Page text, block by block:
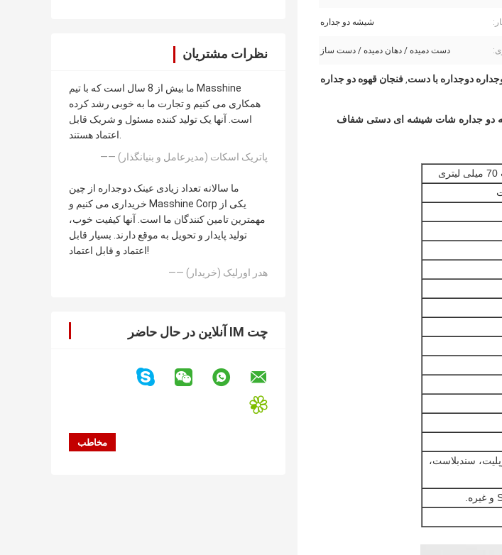
نظرات مشتریان
ما بیش از 8 سال است که با تیم Masshine
همکاری می کنیم و تجارت ما به خوبی رشد کرده
است. آنها یک تولید کننده مسئول و شریک قابل
اعتماد هستند.
—— پاتریک اسکات (مدیرعامل و بنیانگذار)
ما سالانه تعداد زیادی عینک دوجداره از چین
خریداری می کنیم و Masshine Corp یکی از
مهمترین تامین کنندگان ما است. آنها کیفیت خوب،
تولید پایدار و تحویل به موقع دارند. بسیار قابل
اعتماد و قابل اعتماد!
—— هدر اورلیک (خریدار)
چت IM آنلاین در حال حاضر
شیشه دو جداره
دست دمیده / دهان دمیده / دست ساز
دوجداره با دست, فنجان قهوه دو جداره
سندبلاست،